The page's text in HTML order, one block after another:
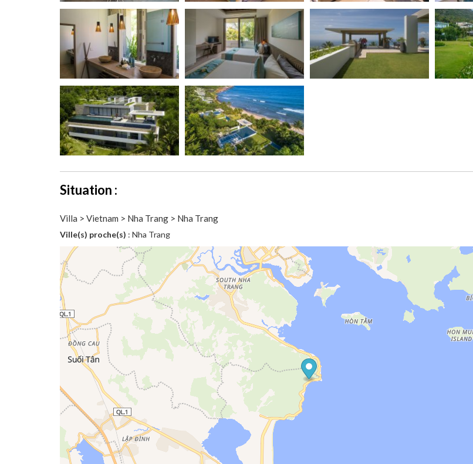
Situation :
Villa > Vietnam > Nha Trang > Nha Trang
Ville(s) proche(s) : Nha Trang